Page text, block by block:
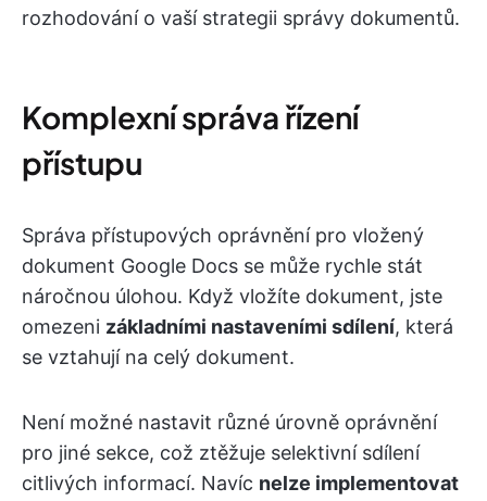
rozhodování o vaší strategii správy dokumentů.
Komplexní správa řízení
přístupu
Správa přístupových oprávnění pro vložený
dokument Google Docs se může rychle stát
náročnou úlohou. Když vložíte dokument, jste
omezeni základními nastaveními sdílení, která
se vztahují na celý dokument.
Není možné nastavit různé úrovně oprávnění
pro jiné sekce, což ztěžuje selektivní sdílení
citlivých informací. Navíc nelze implementovat